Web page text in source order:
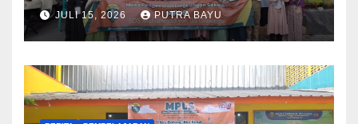
JULI 15, 2026 PUTRA BAYU